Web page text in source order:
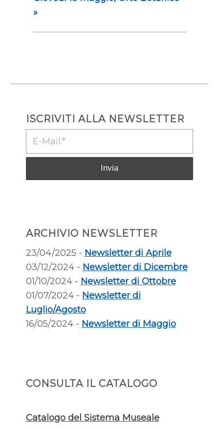
»
ISCRIVITI ALLA NEWSLETTER
ARCHIVIO NEWSLETTER
23/04/2025 - Newsletter di Aprile
03/12/2024 - Newsletter di Dicembre
01/10/2024 - Newsletter di Ottobre
01/07/2024 - Newsletter di
Luglio/Agosto
16/05/2024 - Newsletter di Maggio
CONSULTA IL CATALOGO
Catalogo del Sistema Museale